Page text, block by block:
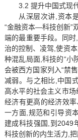
3.2 提升中国式现
从深层次讲,资本
“金融资本—科技创新”
端的最重要手段。同
治的控制、凌驾,使资
种混乱局面,科技的“小
会被西方国家列入“禁
减弱。与之相比,中国
高水平的社会主义市
经济有更高的经济效
一方面,规范和引导资
建成科技强国,到2049
科技创新的内生活力,